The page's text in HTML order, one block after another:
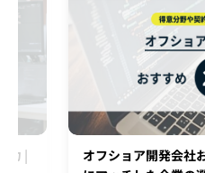
力 |
オフショア開発会社